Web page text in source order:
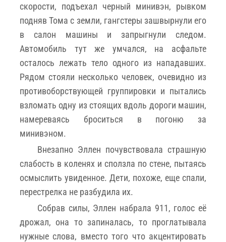
скорости, подъехал черный минивэн, рывком
подняв Тома с земли, гангстеры зашвырнули его
в салон машины и запрыгнули следом.
Автомобиль тут же умчался, на асфальте
осталось лежать тело одного из нападавших.
Рядом стояли несколько человек, очевидно из
противоборствующей группировки и пытались
взломать одну из стоящих вдоль дороги машин,
намереваясь броситься в погоню за
минивэном.
Внезапно Эллен почувствовала страшную
слабость в коленях и сползла по стене, пытаясь
осмыслить увиденное. Дети, похоже, еще спали,
перестрелка не разбудила их.
Собрав силы, Эллен набрала 911, голос её
дрожал, она то запиналась, то проглатывала
нужные слова, вместо того что акцентировать